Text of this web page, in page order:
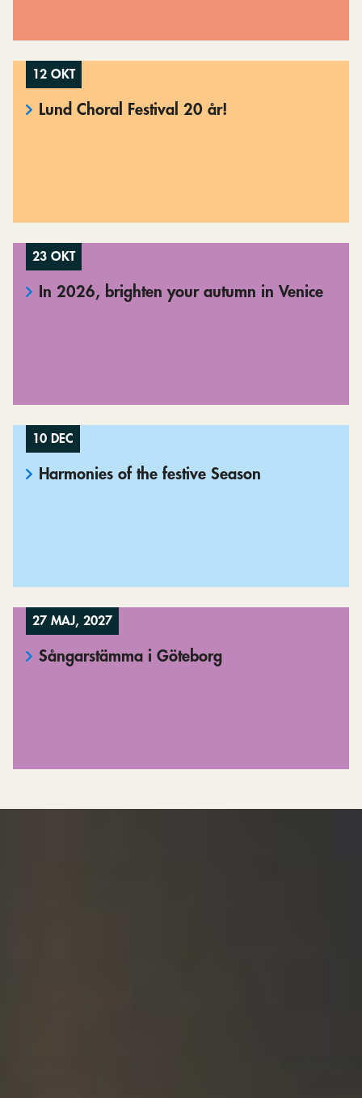
12 OKT
Lund Choral Festival 20 år!
23 OKT
In 2026, brighten your autumn in Venice
10 DEC
Harmonies of the festive Season
27 MAJ, 2027
Sångarstämma i Göteborg